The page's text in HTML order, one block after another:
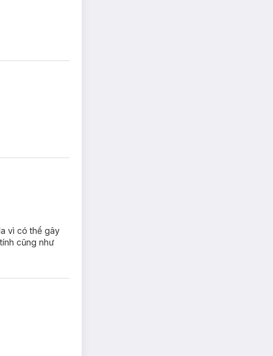
vì có thể gây
cũng như